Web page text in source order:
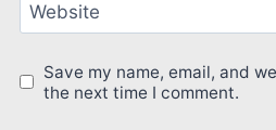
Website
Save my name, email, and
the next time I comment.